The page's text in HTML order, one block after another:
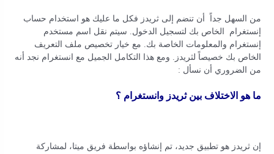
من السهل جداً أن تنضم إلى ثريدز فكل ما عليك هو استخدام حساب
إنستغرام الخاص بك لتسجيل الدخول. سيتم نقل اسم مستخدم
إنستغرام والمعلومات الخاصة بك. مع خيار تخصيص ملف التعريف
الخاص بك خصيصاً لثريدز. ومع هذا التكامل الجميل مع انستغرام نجد أنه
من الضروري أن نسأل :
ما هو الاختلاف بين ثريدز وانستغرام ؟
إن ثريدز هو تطبيق جديد، تم إنشاؤه بواسطة فريق ميتا، لمشاركة